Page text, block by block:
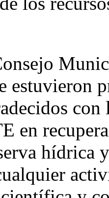
estuvieron
en
hídrica